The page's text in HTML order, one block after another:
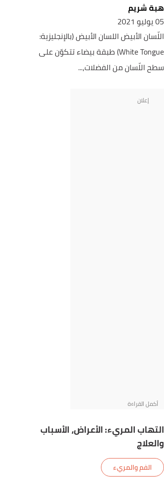
هبة شريم
05 يوليو 2021
اللّسان الأبيض اللسان الأبيض (بالإنجليزية:
White Tongue) طبقة بيضاء تتكوّن على
سطح اللّسان من الفضلات،...
التهاب المريء: الأعراض، الأسباب
والعلاج
الفم والمريء